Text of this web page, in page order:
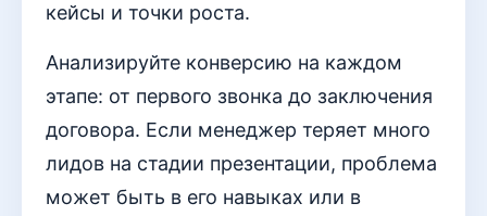
кейсы и точки роста.
Анализируйте конверсию на каждом
этапе: от первого звонка до заключения
договора. Если менеджер теряет много
лидов на стадии презентации, проблема
может быть в его навыках или в